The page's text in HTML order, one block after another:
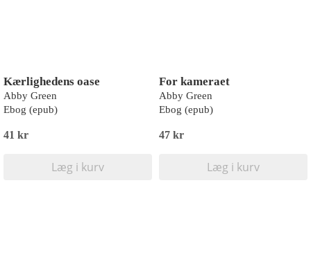
Kærlighedens oase
Abby Green
Ebog (epub)
41 kr
Læg i kurv
For kameraet
Abby Green
Ebog (epub)
47 kr
Læg i kurv